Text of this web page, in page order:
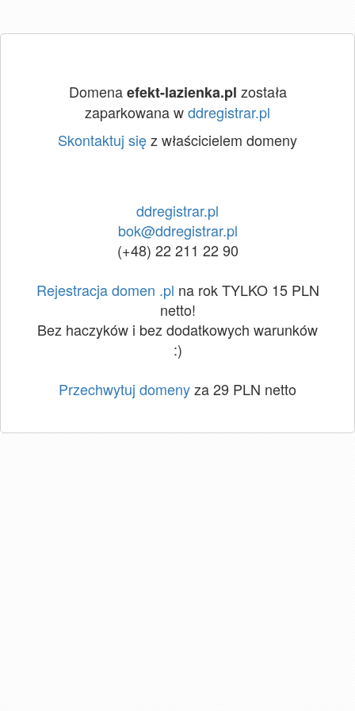
Domenaefekt-lazienka.pl została
zaparkowana wddregistrar.pl
Skontaktuj sięz właścicielem domeny
ddregistrar.pl
bok@ddregistrar.pl
(+48) 22 211 22 90
Rejestracja domen .pl na rok TYLKO 15 PLN
netto!
Bez haczyków i bez dodatkowych warunków
:)
Przechwytuj domenyza 29 PLN netto